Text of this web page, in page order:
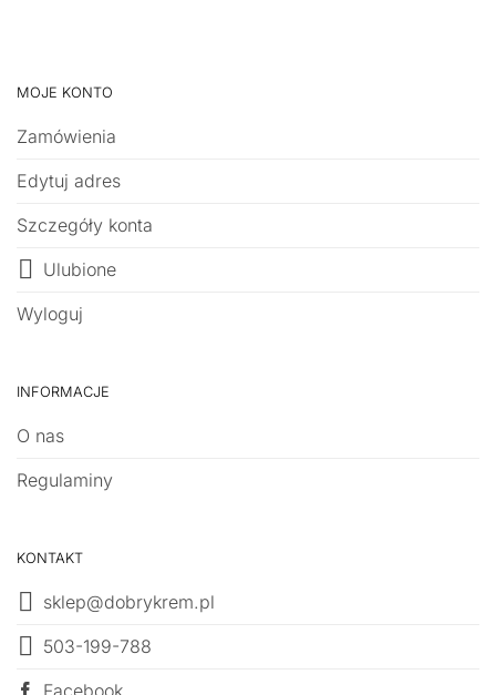
MOJE KONTO
Zamówienia
Edytuj adres
Szczegóły konta
Ulubione
Wyloguj
INFORMACJE
O nas
Regulaminy
KONTAKT
sklep@dobrykrem.pl
503-199-788
Facebook